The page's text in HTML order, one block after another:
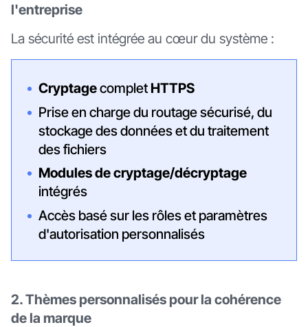
l'entreprise
La sécurité est intégrée au cœur du système :
Cryptagecomplet HTTPS
Prise en charge du routage sécurisé, du
stockage des données et du traitement
des fichiers
Modules de cryptage/décryptage
intégrés
Accès basé sur les rôles et paramètres
d'autorisation personnalisés
2. Thèmes personnalisés pour la cohérence
de la marque